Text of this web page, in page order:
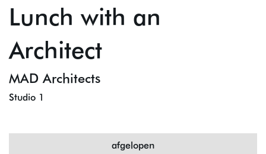
Lunch with an
Architect
MAD Architects
Studio 1
afgelopen